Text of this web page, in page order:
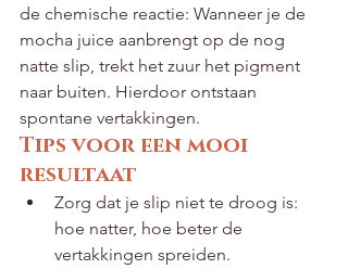
de chemische reactie: Wanneer je de
mocha juice aanbrengt op de nog
natte slip, trekt het zuur het pigment
naar buiten. Hierdoor ontstaan
spontane vertakkingen.
Tips voor een mooi
resultaat
Zorg dat je slip niet te droog is:
hoe natter, hoe beter de
vertakkingen spreiden.